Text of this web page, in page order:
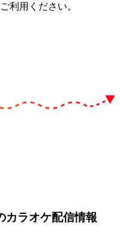
利用ください。
カラオケ配信情報